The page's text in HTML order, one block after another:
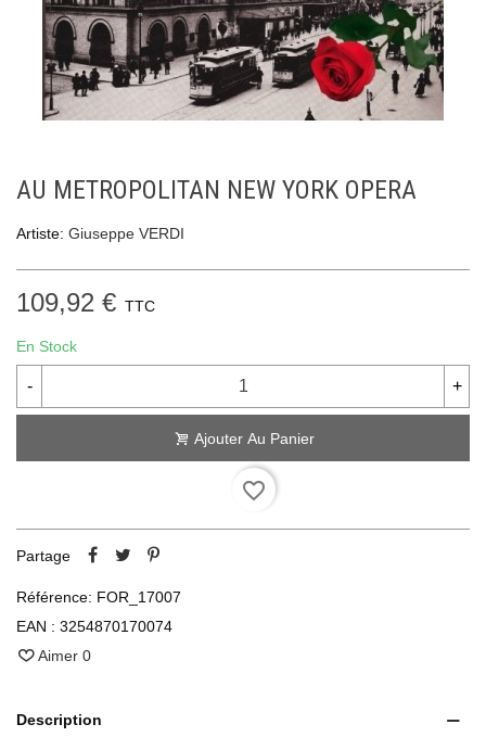
AU METROPOLITAN NEW YORK OPERA
Artiste: Giuseppe VERDI
109,92 € TTC
En Stock
- +
Ajouter Au Panier
favorite_border
Partage
Référence: FOR_17007
EAN : 3254870170074
Aimer 0
Description